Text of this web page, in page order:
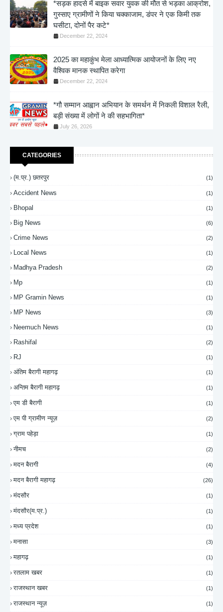
*सड़क हादसे में बाइक सवार युवक की मौत से भड़का आक्रोश,
गुस्साए ग्रामीणों ने किया चक्काजाम, डंपर ने एक किमी तक
घसीटा, दोनों पैर कटे*
December 22, 2024
2025 का महाकुंभ मेला आध्यात्मिक आयोजनों के लिए नए
वैश्विक मानक स्थापित करेगा
December 22, 2024
*गौ सम्मान आह्वान अभियान के समर्थन में निकली विशाल रैली,
बड़ी संख्या में लोगों ने की सहभागिता*
July 26, 2026
CATEGORIES
(म.प्र.) छतरपुर (1)
Accident News (1)
Bhopal (1)
Big News (6)
Crime News (2)
Local News (1)
Madhya Pradesh (2)
Mp (1)
MP Gramin News (1)
MP News (3)
Neemuch News (1)
Rashifal (2)
RJ (1)
अंतिम बैरागी महागढ़ (1)
अन्तिम बैरागी महागढ़ (1)
एम डी बैरागी (1)
एम पी ग्रामीण न्यूज़ (2)
ग्राम पहेड़ा (1)
नीमच (2)
मदन बैरागी (4)
मदन बैरागी महागढ़ (26)
मंदसौर (1)
मंदसौर(म.प्र.) (1)
मध्य प्रदेश (1)
मनासा (3)
महागढ़ (1)
रतलाम खबर (1)
राजस्थान खबर (1)
राजस्थान न्यूज़ (1)